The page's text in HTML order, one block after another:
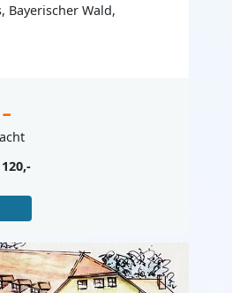
Bayerischer Wald,